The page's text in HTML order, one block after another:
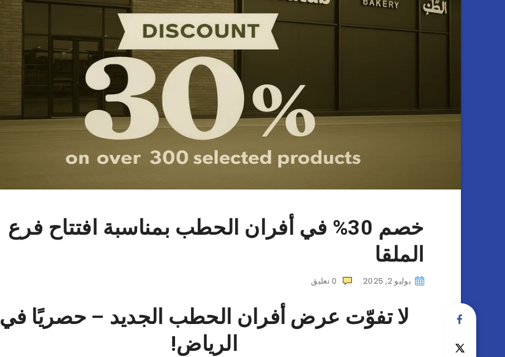
خصم 30% في أفران الحطب بمناسبة افتتاح فرع
الملقا
يوليو 2, 2025 0 تعليق
لا تفوّت عرض أفران الحطب الجديد – حصريًا في
الرياض!